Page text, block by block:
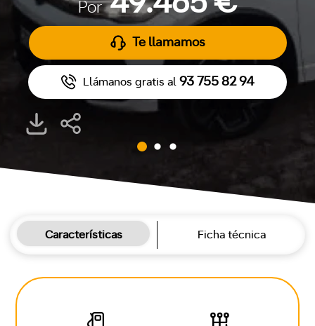
Por
Te llamamos
Llámanos gratis al 93 755 82 94
Características Ficha técnica